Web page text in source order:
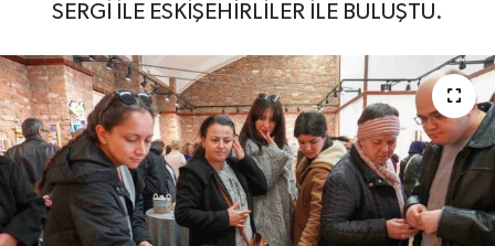
SERGİ İLE ESKİŞEHİRLİLER İLE BULUŞTU.